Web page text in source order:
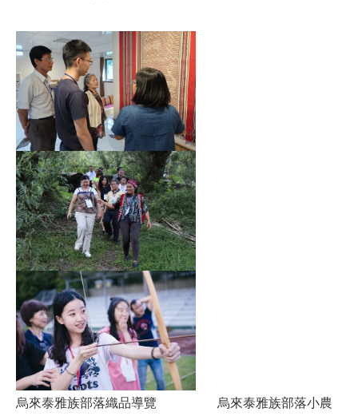
烏來泰雅族部落織品導覽 烏來泰雅族部落小農